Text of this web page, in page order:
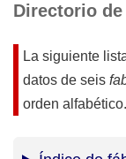
Directorio de
La siguiente
datos de seis
orden alfabético.